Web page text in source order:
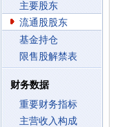
主要股东
流通股股东
基金持仓
限售股解禁表
财务数据
重要财务指标
主营收入构成